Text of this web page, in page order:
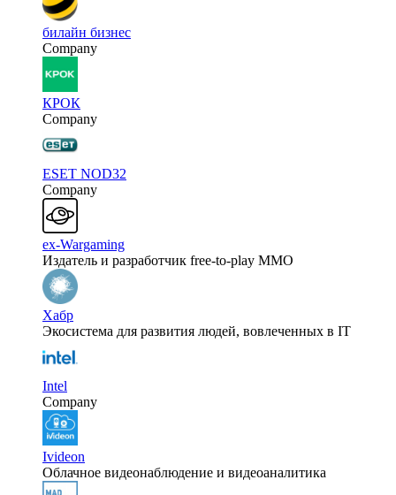
билайн бизнес
Company
КРОК
Company
ESET NOD32
Company
ex-Wargaming
Издатель и разработчик free-to-play MMO
Хабр
Экосистема для развития людей, вовлеченных в IT
Intel
Company
Ivideon
Облачное видеонаблюдение и видеоаналитика